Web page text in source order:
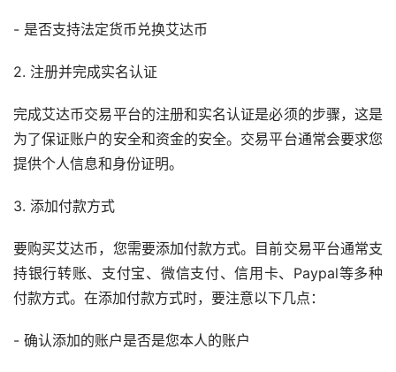
- 是否支持法定货币兑换艾达币
2. 注册并完成实名认证
完成艾达币交易平台的注册和实名认证是必须的步骤，这是
为了保证账户的安全和资金的安全。交易平台通常会要求您
提供个人信息和身份证明。
3. 添加付款方式
要购买艾达币，您需要添加付款方式。目前交易平台通常支
持银行转账、 支付宝、微信支付、信用卡、Paypal等多种
付款方式。在添加付款方式时，要注意以下几点：
- 确认添加的账户是否是您本人的账户